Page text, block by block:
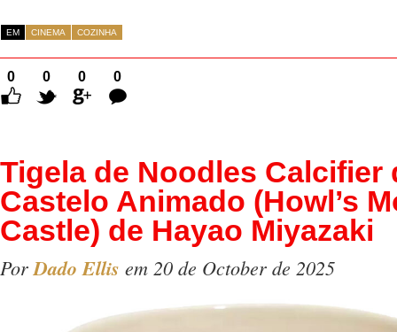
EM CINEMA COZINHA
0 0 0
0
Comentários
Tigela de Noodles Calcifier
Castelo Animado (Howl’s
Castle) de Hayao Miyazaki
PorDado Ellis em 20 de October de 2025